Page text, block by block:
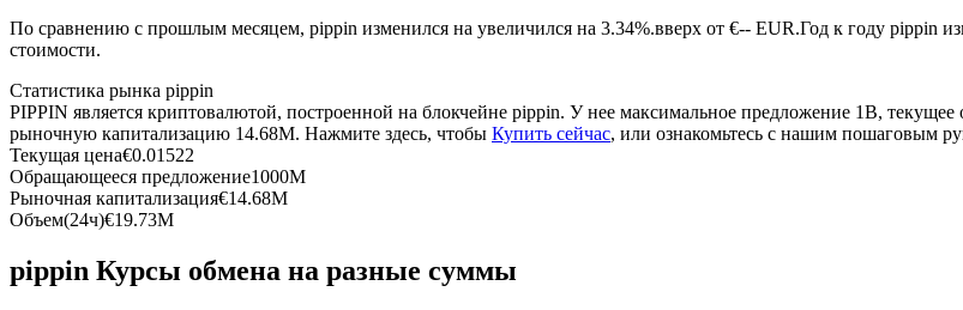
USDC фьючерсы
Фьючерсы с использованием USDC в качестве обеспечения
По сравнению с прошлым месяцем, pippin изменился на увеличился на 3.34%.вверх от €-- EUR.Год к году pippin
стоимости.
Статистика рынка pippin
PIPPIN является криптовалютой, построенной на блокчейне pippin. У нее максимальное предложение 1B,
рыночную капитализацию 14.68M. Нажмите здесь, чтобы Купить сейчас, или ознакомьтесь с нашим пошаговым
Текущая цена€0.01522
Обращающееся предложение1000M
Рыночная капитализация€14.68M
Объем(24ч)€19.73M
pippin Курсы обмена на разные суммы